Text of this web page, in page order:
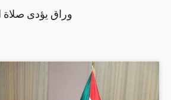
وراق يؤدى صلاة